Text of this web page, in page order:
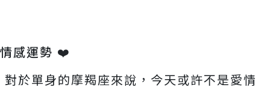
情感運勢 ❤️
對於單身的摩羯座來說，今天或許不是愛情